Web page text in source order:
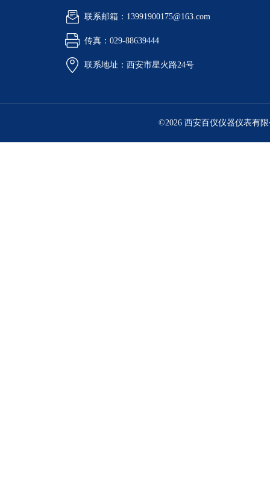
联系邮箱：13991900175@163.com
传真：029-88639444
联系地址：西安市星火路24号
©2026 西安百仪仪器仪表有